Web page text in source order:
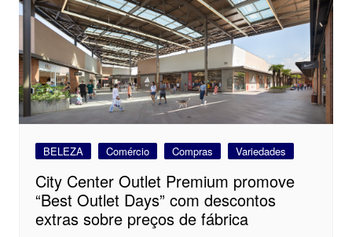
BELEZA Comércio Compras Variedades
City Center Outlet Premium promove
“Best Outlet Days” com descontos
extras sobre preços de fábrica